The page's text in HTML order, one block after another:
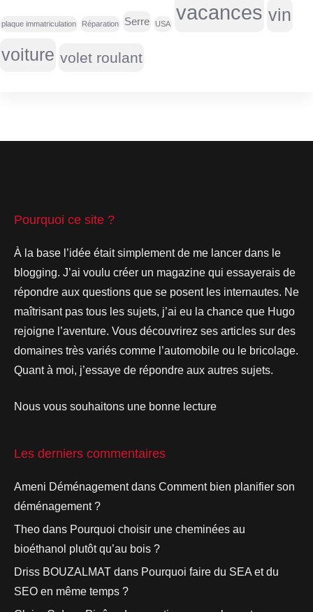
plaque immatriculation Réparation Serre USA vacances vin
voiture volet roulant
Pourquoi ce site ?
À la base l’idée était simplement de me lancer dans le
blogging. J’ai voulu créer un magazine qui essayerais de
répondre aux questions que se posent les internautes. Ne
maîtrisant pas tous les sujets, j’ai eu la chance que Hugo
rejoigne l’aventure. Vous découvrirez ses articles sur des
domaines très variés comme l’automobile ou le bricolage.
Quant à moi, j’essaye de répondre aux autres sujets.
Nous vous souhaitons une bonne lecture
Les derniers commentaires
Ameni Déménagementdans Comment bien planifier son
déménagement ?
Theo dans Pourquoi choisir une cheminées au
bioéthanol plutôt qu’au bois ?
Driss BOUZALMAT dans Pourquoi faire du SEA et du
SEO en même temps ?